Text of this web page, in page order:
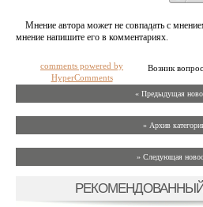
Мнение автора может не совпадать с
мнение напишите его в комментариях.
Возник
comments powered by
HyperComments
« Предыдущая
» Архив
» Следующая